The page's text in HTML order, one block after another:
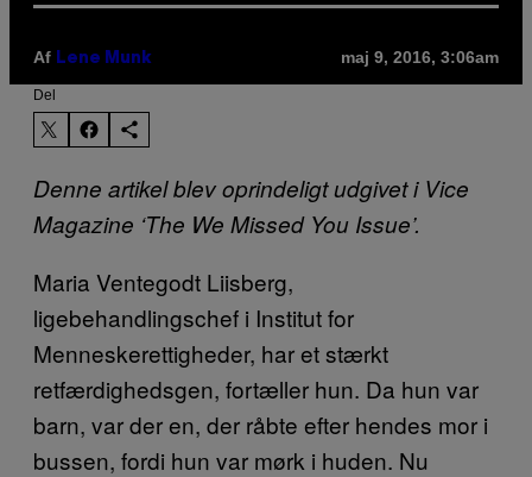
Af Lene Munk maj 9, 2016, 3:06am
Del
Denne artikel blev oprindeligt udgivet i Vice
Magazine ‘The We Missed You Issue’.
Maria Ventegodt Liisberg,
ligebehandlingschef i Institut for
Menneskerettigheder, har et stærkt
retfærdighedsgen, fortæller hun. Da hun var
barn, var der en, der råbte efter hendes mor i
bussen, fordi hun var mørk i huden. Nu